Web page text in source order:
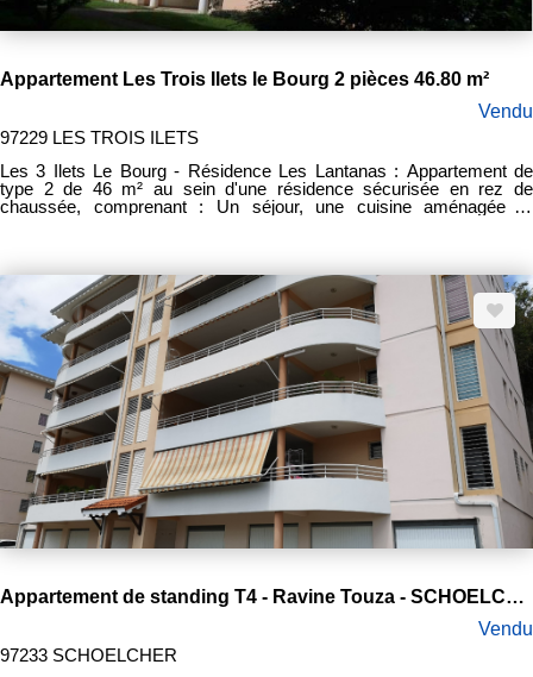
Appartement Les Trois Ilets le Bourg 2 pièces 46.80 m²
Vendu
97229 LES TROIS ILETS
Les 3 Ilets Le Bourg - Résidence Les Lantanas : Appartement de
type 2 de 46 m² au sein d'une résidence sécurisée en rez de
chaussée, comprenant : Un séjour, une cuisine aménagée et
125000 euros Honoraires d'agence : 5000 euros
Appartement de standing T4 - Ravine Touza - SCHOELCHER
Vendu
97233 SCHOELCHER